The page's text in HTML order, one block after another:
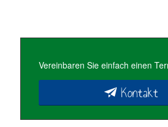
Vereinbaren Sie einfach einen
Kontakt